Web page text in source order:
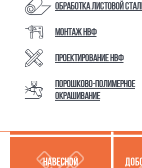
Обработка листовой
Монтаж НВФ
Проектирование НВФ
Порошково-полимерное
окрашивание
КАТАЛОГ ТОВАРОВ И УСЛУГ
УСЛУГИ ПО РАБОТЕ С
ЛИСТОВОЙ СТАЛЬЮ
НАВЕСНОЙ